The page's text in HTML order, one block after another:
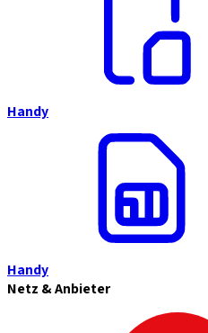
Handy
Handy
Netz & Anbieter